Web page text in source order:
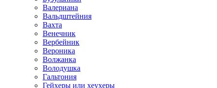
Валериана
Вальдштейния
Вахта
Венечник
Вербейник
Вероника
Волжанка
Володушка
Гальтония
Гейхеры или хеухеры